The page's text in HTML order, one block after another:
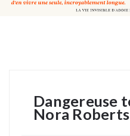
Dangereuse
Nora Roberts